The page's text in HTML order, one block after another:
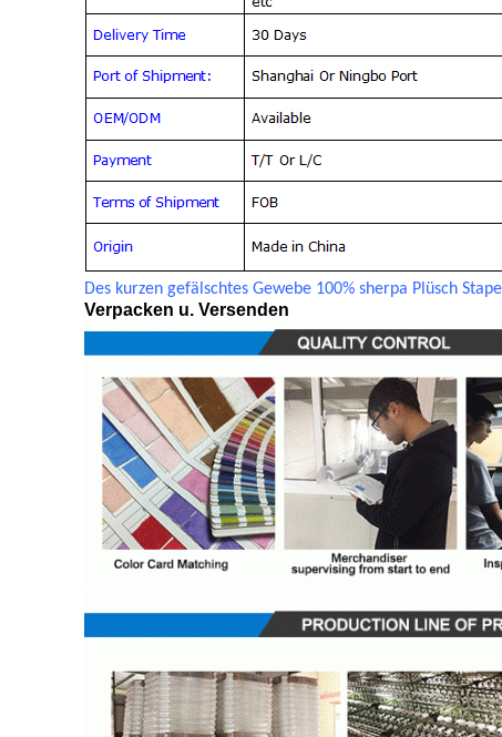
Des kurzen gefälschtes Gewebe 100% sherpa Plüsch
Verpacken u. Versenden